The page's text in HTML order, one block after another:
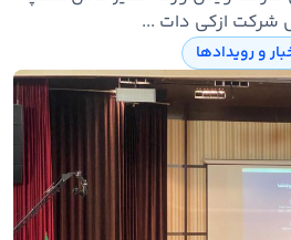
شرکت ازکی دات ...
و رویدادها